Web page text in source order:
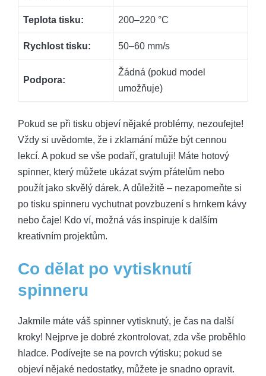
Teplota tisku: 200–220 °C
Rychlost tisku: 50–60 mm/s
Podpora:
Žádná (pokud model
umožňuje)
Pokud se při tisku objeví nějaké problémy, nezoufejte!
Vždy si uvědomte, že i zklamání může být cennou
lekcí. A pokud se vše podaří, gratuluji! Máte hotový
spinner, který můžete ukázat svým přátelům nebo
použít jako skvělý dárek. A důležitě – nezapomeňte si
po tisku spinneru vychutnat povzbuzení s hrnkem kávy
nebo čaje! Kdo ví, možná vás inspiruje k dalším
kreativním projektům.
Co dělat po vytisknutí
spinneru
Jakmile máte váš spinner vytisknutý, je čas na další
kroky! Nejprve je dobré zkontrolovat, zda vše proběhlo
hladce. Podívejte se na povrch výtisku; pokud se
objeví nějaké nedostatky, můžete je snadno opravit.